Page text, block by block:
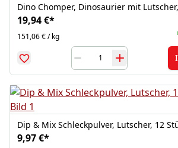
Dino Chomper, Dinosaurier mit
19,94 €*
151,06 € / kg
Dip & Mix Schleckpulver, Lutscher, 12
9,97 €*